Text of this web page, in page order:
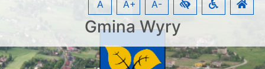
Gmina Wyry
A A+ A-